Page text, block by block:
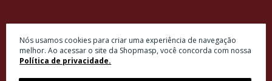
Nós usamos cookies para criar uma experiência de navegação
melhor. Ao acessar o site da Shopmasp, você concorda com nossa
Política de privacidade.
Insira seu e-mail e receba ofertas exclusivas